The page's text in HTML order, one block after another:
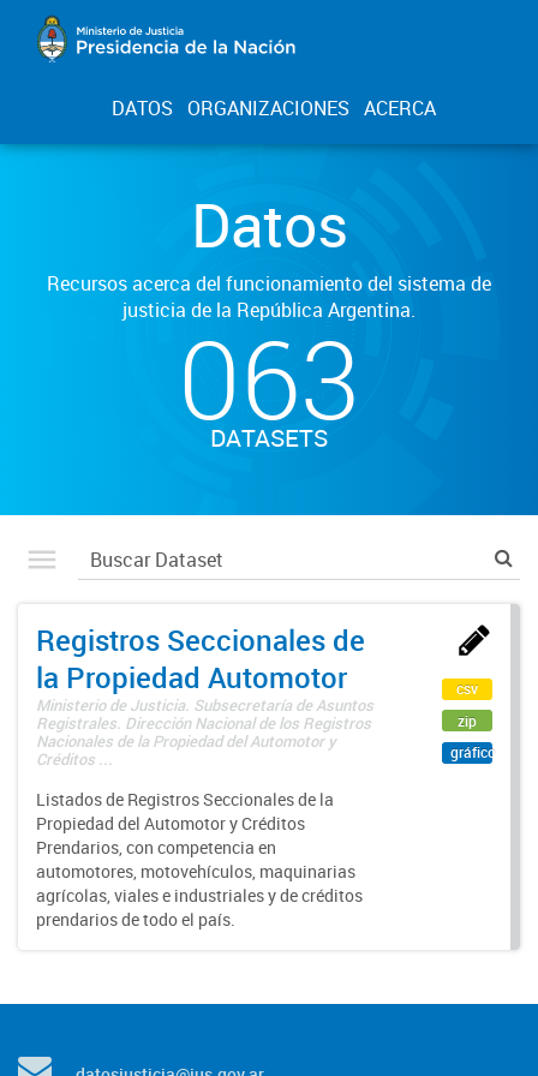
DATOS ORGANIZACIONES ACERCA
Datos
Recursos acerca del funcionamiento del sistema de
justicia de la República Argentina.
063
DATASETS
Registros Seccionales de
la Propiedad Automotor
Ministerio de Justicia. Subsecretaría de Asuntos
Registrales. Dirección Nacional de los Registros
Nacionales de la Propiedad del Automotor y
Créditos ...
Listados de Registros Seccionales de la
Propiedad del Automotor y Créditos
Prendarios, con competencia en
automotores, motovehículos, maquinarias
agrícolas, viales e industriales y de créditos
prendarios de todo el país.
csv
zip
gráfico